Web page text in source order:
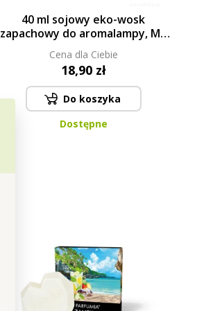
40 ml sojowy eko-wosk
zapachowy do aromalampy, MY
HOME, PARFUMIA®
Cena dla Ciebie
18,90 zł
Do koszyka
Dostępne